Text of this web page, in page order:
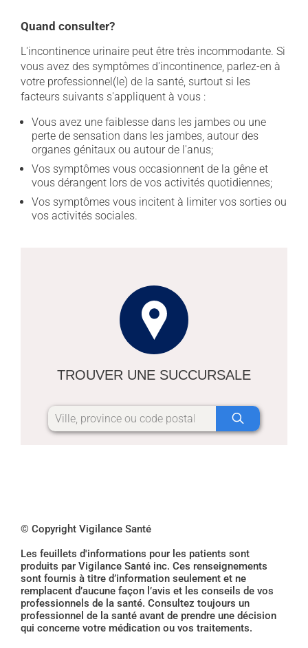
Quand consulter?
L'incontinence urinaire peut être très incommodante. Si
vous avez des symptômes d'incontinence, parlez-en à
votre professionnel(le) de la santé, surtout si les
facteurs suivants s'appliquent à vous :
Vous avez une faiblesse dans les jambes ou une
perte de sensation dans les jambes, autour des
organes génitaux ou autour de l'anus;
Vos symptômes vous occasionnent de la gêne et
vous dérangent lors de vos activités quotidiennes;
Vos symptômes vous incitent à limiter vos sorties ou
vos activités sociales.
TROUVER UNE SUCCURSALE
© Copyright Vigilance Santé
Les feuillets d'informations pour les patients sont
produits par Vigilance Santé inc. Ces renseignements
sont fournis à titre d’information seulement et ne
remplacent d’aucune façon l’avis et les conseils de vos
professionnels de la santé. Consultez toujours un
professionnel de la santé avant de prendre une décision
qui concerne votre médication ou vos traitements.